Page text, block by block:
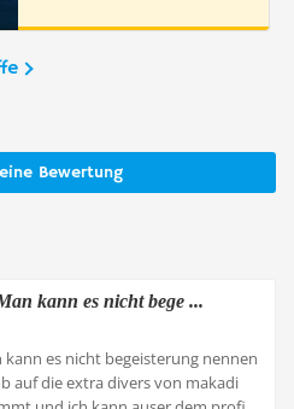
Bewertung
kann es nicht bege ...
es nicht begeisterung nennen
auf die extra divers von makadi